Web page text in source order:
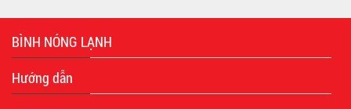
BÌNH NÓNG LẠNH
Hướng dẫn